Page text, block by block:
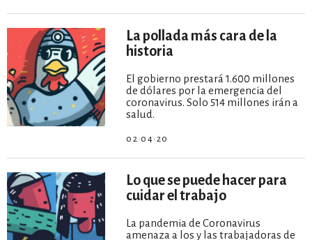
La pollada más cara de la
historia
El gobierno prestará 1.600 millones
de dólares por la emergencia del
coronavirus. Solo 514 millones irán a
salud.
02·04·20
Lo que se puede hacer para
cuidar el trabajo
La pandemia de Coronavirus
amenaza a los y las trabajadoras de